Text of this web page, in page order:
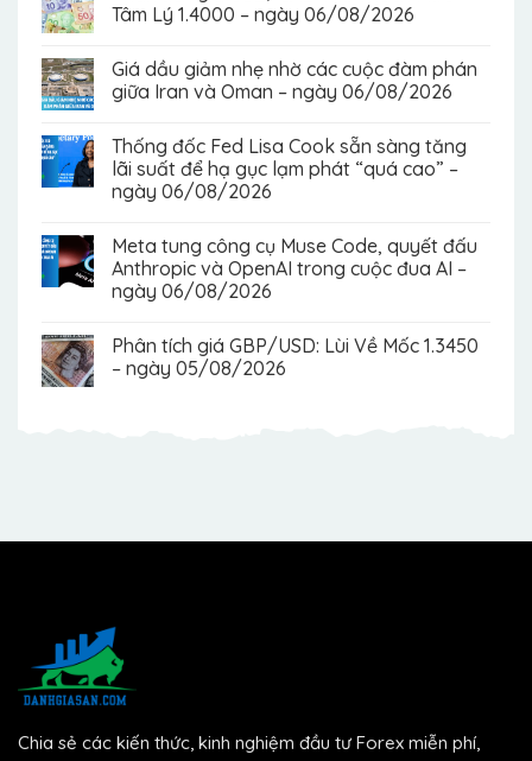
Tâm Lý 1.4000 – ngày 06/08/2026
Giá dầu giảm nhẹ nhờ các cuộc đàm phán
giữa Iran và Oman – ngày 06/08/2026
Thống đốc Fed Lisa Cook sẵn sàng tăng
lãi suất để hạ gục lạm phát “quá cao” –
ngày 06/08/2026
Meta tung công cụ Muse Code, quyết đấu
Anthropic và OpenAI trong cuộc đua AI –
ngày 06/08/2026
Phân tích giá GBP/USD: Lùi Về Mốc 1.3450
– ngày 05/08/2026
Chia sẻ các kiến thức, kinh nghiệm đầu tư Forex miễn phí,